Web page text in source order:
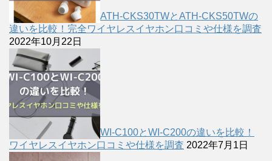
ATH-CKS30TWとATH-CKS50TWの
違いを比較！完全ワイヤレスイヤホン口コミや仕様を調査
2022年10月22日
WI-C100とWI-C200の違いを比較！
ワイヤレスイヤホン口コミや仕様を調査 2022年7月1日